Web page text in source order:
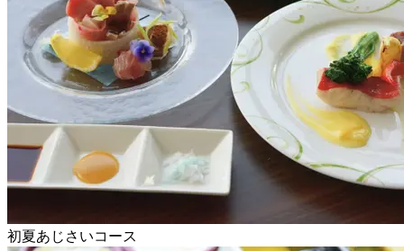
初夏あじさいコース